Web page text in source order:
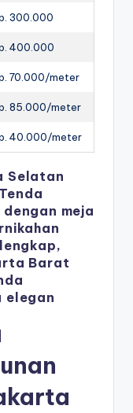
300.000
400.000
70.000/meter
85.000/meter
40.000/meter
Selatan
meja
Barat
elegan